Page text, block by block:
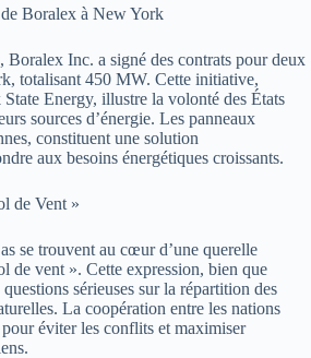
Boralex à New York
Inc. a signé des contrats pour deux
totalisant 450 MW. Cette initiative,
Energy, illustre la volonté des États
sources d’énergie. Les panneaux
constituent une solution
aux besoins énergétiques croissants.
de Vent »
se trouvent au cœur d’une querelle
de vent ». Cette expression, bien que
sérieuses sur la répartition des
La coopération entre les nations
éviter les conflits et maximiser